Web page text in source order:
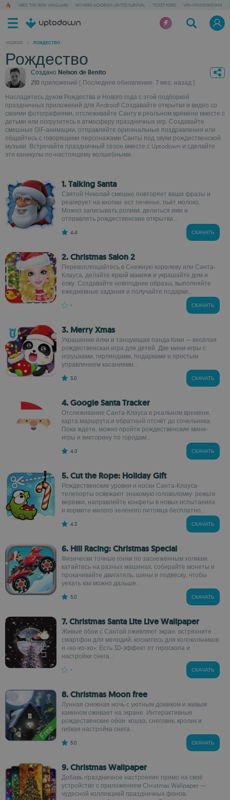
ARES: THE IRON VANGUARD MY HERO ACADEMIA UNITED SURVIVAL TICKET HERO VPN-ПРИЛОЖЕНИЯ
ANDROID / РОЖДЕСТВО
Рождество
Создано Nelson de Benito
210 приложений ( Последнее обновление: 7 мес. назад )
Насладитесь духом Рождества и Нового года с этой подборкой
праздничных приложений для Android! Создавайте открытки и видео со
своими фотографиями, отслеживайте Санту в реальном времени вместе с
детьми или погрузитесь в атмосферу праздничных игр. Создавайте
смешные GIF-анимации, отправляйте оригинальные поздравления или
общайтесь с говорящими персонажами Санты под звуки рождественской
музыки. Встречайте праздничный сезон вместе с Uptodown и сделайте
эти каникулы по-настоящему волшебными.
1. Talking Santa
Святой Николай смешно повторяет ваши фразы и
реагирует на кнопки: ест печенье, пьёт молоко.
Можно записывать ролики, делиться ими и
отправлять рождественские открытки...
4.4 СКАЧАТЬ
2. Christmas Salon 2
Перевоплощайтесь в Снежную королеву или Санта-
Клауса, делайте яркий макияж и украшайте дом и
ёлку. Создавайте новогодние образы, выполняйте
ежедневные задания и получайте подарки...
- СКАЧАТЬ
3. Merry Xmas
Украшение ёлки и танцующая панда Кики — весёлая
рождественская игра для детей. Две мини-игры с
игрушками, гирляндами, подарками и простым
управлением касаниями...
3.0 СКАЧАТЬ
4. Google Santa Tracker
Отслеживание Санта-Клауса в реальном времени,
карта маршрута и обратный отсчёт до сочельника.
Пока ждёте, можно пройти рождественские мини-
игры и викторину по городам...
4.0 СКАЧАТЬ
5. Cut the Rope: Holiday Gift
Рождественские уровни и носки Санта-Клауса-
телепорты освежают знакомую головоломку: режьте
верёвки, направляйте конфеты в новых испытаниях
и кормите милого зелёного питомца бесплатно...
4.3 СКАЧАТЬ
6. Hill Racing: Christmas Special
Физически точные гонки по заснеженным холмам:
катайтесь на разных машинах, собирайте монеты и
прокачивайте двигатель, шины и подвеску, чтобы
уехать как можно дальше...
5.0 СКАЧАТЬ
7. Christmas Santa Lite Live Wallpaper
Живые обои с Сантой оживляют экран: встряхните
смартфон для мелодий, коснитесь для колокольчиков
и «хо-хо-хо». Есть 3D-эффект от гироскопа и
настройки снега...
- СКАЧАТЬ
8. Christmas Moon free
Лунная снежная ночь с уютным домиком и живым
камином оживает на экране. Интерактивные
рождественские обои: кошка, снеговик, кролик и
гибкая настройка снега...
5.0 СКАЧАТЬ
9. Christmas Wallpaper
Добавь праздничное настроение прямо на своё
устройство с приложением Christmas Wallpaper —
чудесной коллекцией праздничных фонов,